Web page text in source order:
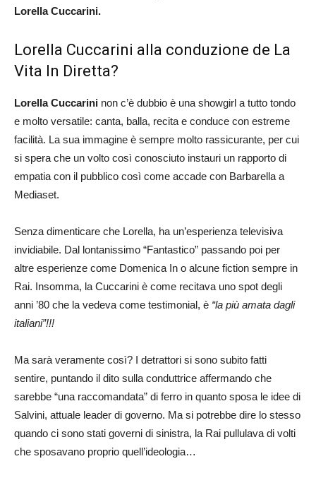
Lorella Cuccarini.
Lorella Cuccarini alla conduzione de La
Vita In Diretta?
Lorella Cuccarini non c’è dubbio è una showgirl a tutto tondo
e molto versatile: canta, balla, recita e conduce con estreme
facilità. La sua immagine è sempre molto rassicurante, per cui
si spera che un volto così conosciuto instauri un rapporto di
empatia con il pubblico così come accade con Barbarella a
Mediaset.
Senza dimenticare che Lorella, ha un’esperienza televisiva
invidiabile. Dal lontanissimo “Fantastico” passando poi per
altre esperienze come Domenica In o alcune fiction sempre in
Rai. Insomma, la Cuccarini è come recitava uno spot degli
anni ’80 che la vedeva come testimonial, è “la più amata dagli
italiani”!!!
Ma sarà veramente così? I detrattori si sono subito fatti
sentire, puntando il dito sulla conduttrice affermando che
sarebbe “una raccomandata” di ferro in quanto sposa le idee di
Salvini, attuale leader di governo. Ma si potrebbe dire lo stesso
quando ci sono stati governi di sinistra, la Rai pullulava di volti
che sposavano proprio quell’ideologia…